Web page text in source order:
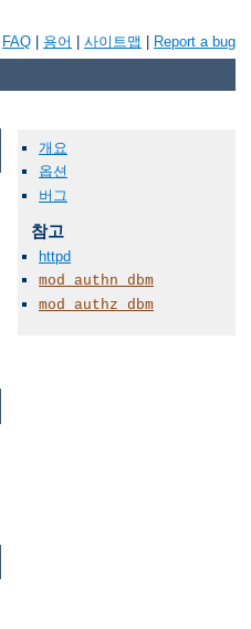
FAQ 용어 사이트맵 Report a bug
개요
옵션
버그
참고
httpd
mod_authn_dbm
mod_authz_dbm